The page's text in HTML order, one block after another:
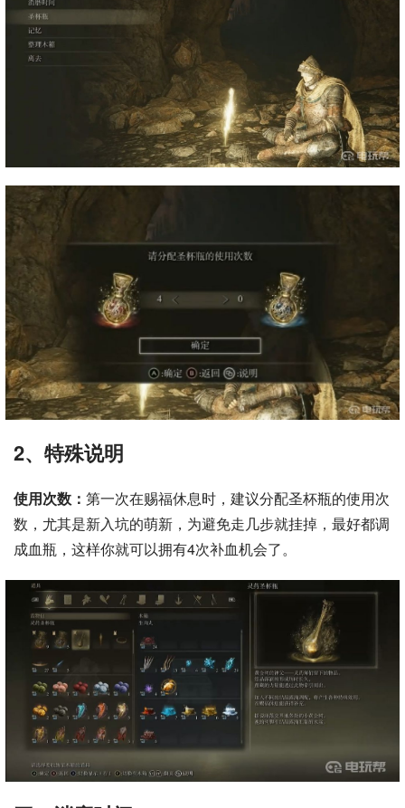
2、特殊说明
使用次数： 第一次在赐福休息时，建议分配圣杯瓶的使用次
数，尤其是新入坑的萌新，为避免走几步就挂掉，最好都调
成血瓶，这样你就可以拥有4次补血机会了。